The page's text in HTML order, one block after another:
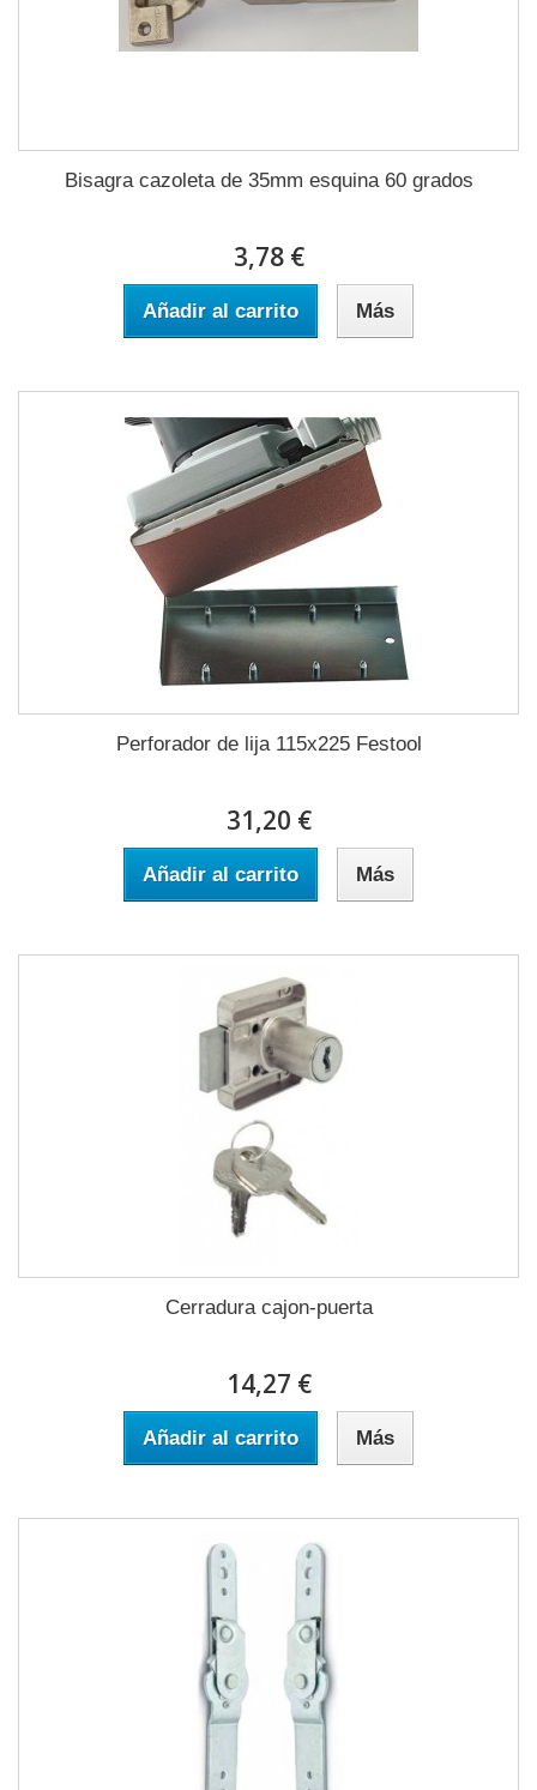
Bisagra cazoleta de 35mm esquina 60 grados
3,78 €
Añadir al carrito Más
Perforador de lija 115x225 Festool
31,20 €
Añadir al carrito Más
Cerradura cajon-puerta
14,27 €
Añadir al carrito Más